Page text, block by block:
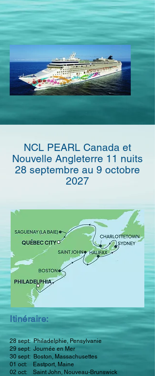
NCL PEARL Canada et
Nouvelle Angleterre 11 nuits
28 septembre au 9 octobre
2027
Itinéraire:
28 sept:Philadelphie, Pensylvanie
29 sept: Journée en Mer
30 sept: Boston, Massachusettes
01 oct: Eastport, Maine
02 oct: Saint John, Nouveau-Brunswick